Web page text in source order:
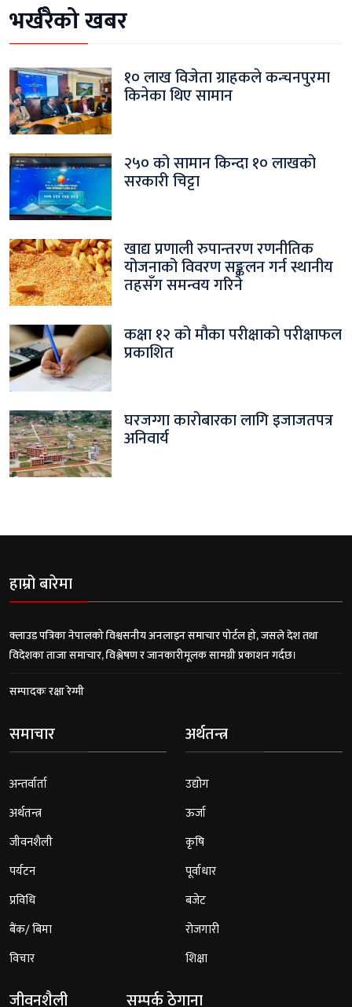
भर्खरैको खबर
१० लाख विजेता ग्राहकले कन्चनपुरमा
किनेका थिए सामान
२५० को सामान किन्दा १० लाखको
सरकारी चिट्टा
खाद्य प्रणाली रुपान्तरण रणनीतिक
योजनाको विवरण सङ्कलन गर्न स्थानीय
तहसँग समन्वय गरिने
कक्षा १२ को मौका परीक्षाको परीक्षाफल
प्रकाशित
घरजग्गा कारोबारका लागि इजाजतपत्र
अनिवार्य
हाम्रो बारेमा
क्लाउड पत्रिका नेपालको विश्वसनीय अनलाइन समाचार पोर्टल हो, जसले देश तथा
विदेशका ताजा समाचार, विश्लेषण र जानकारीमूलक सामग्री प्रकाशन गर्दछ।
सम्पादकः रक्षा रेग्मी
समाचार
अन्तर्वार्ता
अर्थतन्त्र
जीवनशैली
पर्यटन
प्रविधि
बैंक/ बिमा
विचार
अर्थतन्त्र
उद्योग
ऊर्जा
कृषि
पूर्वाधार
बजेट
रोजगारी
शिक्षा
जीवनशैली सम्पर्क ठेगाना